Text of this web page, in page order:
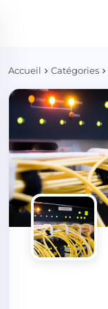
Accueil Catégories